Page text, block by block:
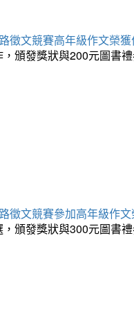
徵文競賽高年級作文榮
頒發獎狀與200元圖書
徵文競賽參加高年級作
頒發獎狀與300元圖書